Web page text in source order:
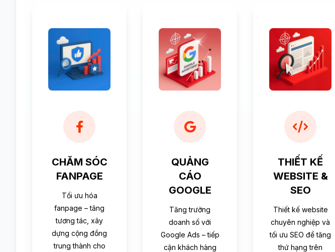
CHĂM SÓC
FANPAGE
Tối ưu hóa
fanpage – tăng
tương tác, xây
dựng cộng đồng
trung thành cho
QUẢNG
CÁO
GOOGLE
Tăng trưởng
doanh số với
Google Ads – tiếp
cận khách hàng
THIẾT KẾ
WEBSITE &
SEO
Thiết kế website
chuyên nghiệp và
tối ưu SEO để tăng
thứ hạng trên